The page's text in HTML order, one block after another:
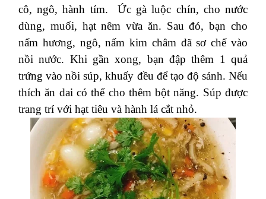
cô, ngô, hành tím.
Ức gà luộc chín, cho nước
dùng, muối, hạt nêm vừa ăn. Sau đó, bạn cho
nấm hương, ngô, nấm kim châm đã sơ chế vào
nồi nước. Khi gần xong, bạn đập thêm 1 quả
trứng vào nồi súp, khuấy đều để tạo độ sánh. Nếu
thích ăn dai có thể cho thêm bột năng. Súp được
trang trí với hạt tiêu và hành lá cắt nhỏ.